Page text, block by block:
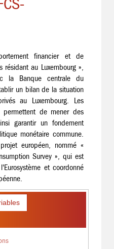
financier et de
résidant au Luxembourg »,
la Banque centrale du
un bilan de la situation
au Luxembourg. Les
de mener des
garantir un fondement
monétaire commune.
européen, nommé «
Survey », qui est
et coordonné